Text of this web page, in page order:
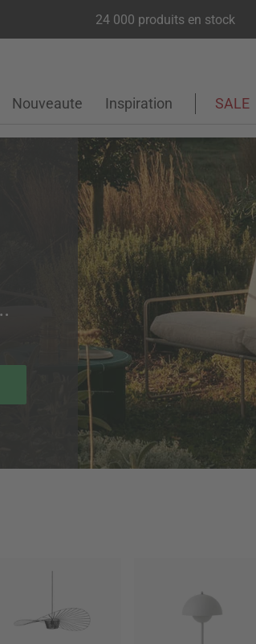
24 000 produits en stock
Nouveaute Inspiration SALE